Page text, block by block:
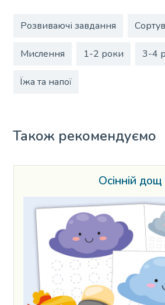
Розвиваючі завдання
Мислення 1-2 роки 3-4
Їжа та напої
Також рекомендуємо
Осінній дощ